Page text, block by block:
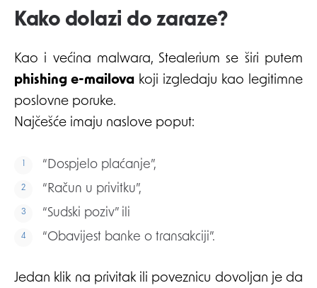
Kako dolazi do zaraze?
Kao i većina malwara, Stealerium se širi putem
phishing e-mailova koji izgledaju kao legitimne
poslovne poruke.
Najčešće imaju naslove poput:
“Dospjelo plaćanje”,
“Račun u privitku”,
“Sudski poziv” ili
“Obavijest banke o transakciji”.
Jedan klik na privitak ili poveznicu dovoljan je da